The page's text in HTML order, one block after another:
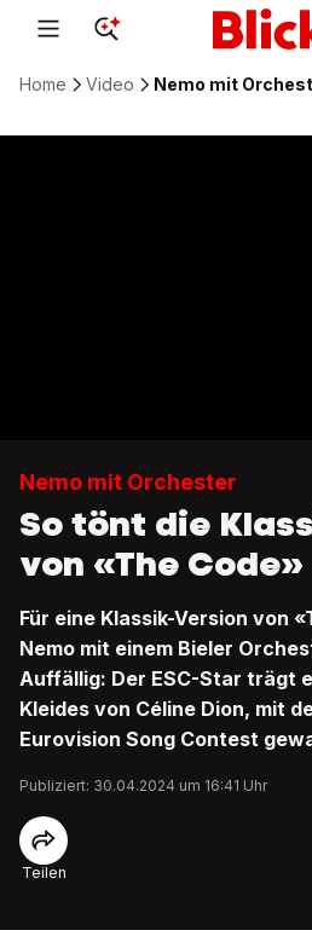
Home Video Nemo mit
Nemo mit Orchester
So tönt die
von «The Code»
Für eine Klassik-Version von
Nemo mit einem Bieler
Auffällig: Der ESC-Star trägt
Kleides von Céline Dion, mit
Eurovision Song Contest
Publiziert: 30.04.2024 um 16:41 Uhr
Teilen